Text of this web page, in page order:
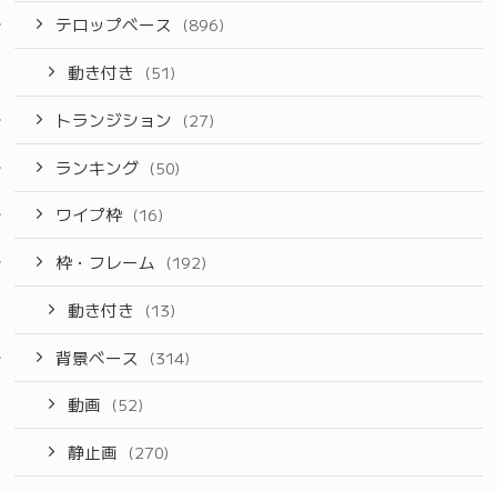
テロップベース (896)
動き付き (51)
トランジション (27)
ランキング (50)
ワイプ枠 (16)
枠・フレーム (192)
動き付き (13)
背景ベース (314)
動画 (52)
静止画 (270)